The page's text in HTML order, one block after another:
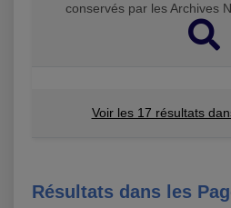
conservés par les Archives
Voir les 17 résultats
Résultats dans les